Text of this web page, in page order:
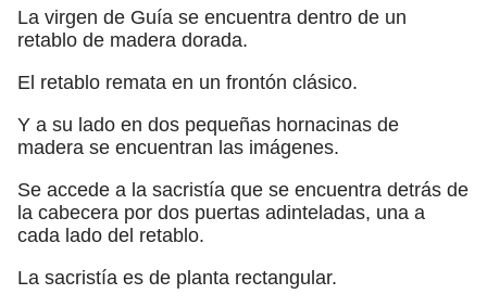
La virgen de Guía se encuentra dentro de un
retablo de madera dorada.
El retablo remata en un frontón clásico.
Y a su lado en dos pequeñas hornacinas de
madera se encuentran las imágenes.
Se accede a la sacristía que se encuentra detrás de
la cabecera por dos puertas adinteladas, una a
cada lado del retablo.
La sacristía es de planta rectangular.